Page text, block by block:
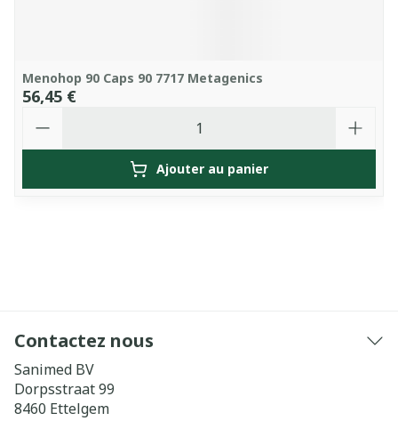
Menohop 90 Caps 90 7717 Metagenics
56,45 €
Ajouter au panier
Contactez nous
Sanimed BV
Dorpsstraat 99
8460 Ettelgem